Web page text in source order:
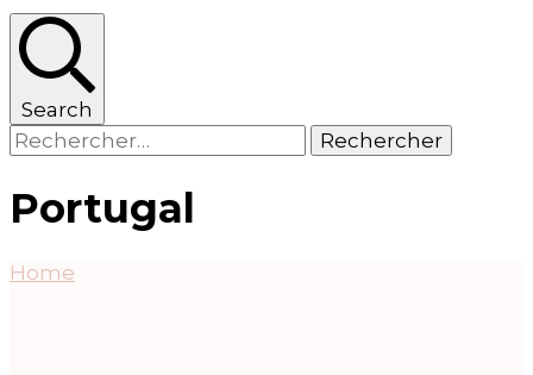
Search
Rechercher :
Portugal
Home